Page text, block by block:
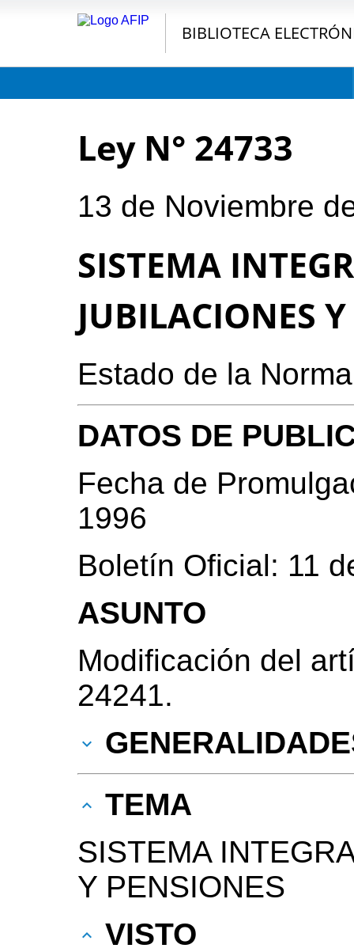
BIBLIOTECA
Ley N° 24733
13 de Noviembre
SISTEMA
JUBILACIONES
Estado de la
DATOS DE
Fecha de
1996
Boletín Oficial: 11
ASUNTO
Modificación del
24241.
TEMA
SISTEMA
Y PENSIONES
VISTO